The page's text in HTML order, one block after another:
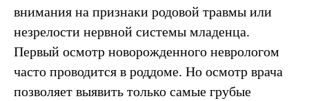
внимания на признаки родовой травмы или
незрелости нервной системы младенца.
Первый осмотр новорожденного неврологом
часто проводится в роддоме. Но осмотр врача
позволяет выявить только самые грубые